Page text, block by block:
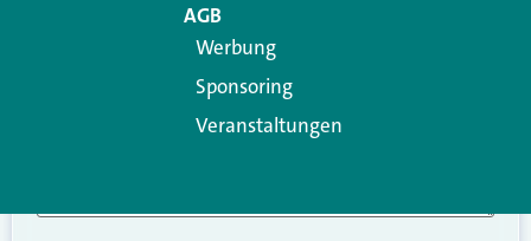
AGB
Werbung
Sponsoring
Veranstaltungen